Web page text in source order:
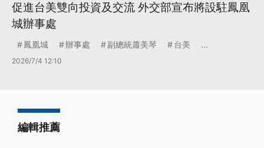
促進台美雙向投資及交流 外交部宣布將設駐鳳凰
城辦事處
鳳凰城 辦事處 副總統蕭美琴 台美 ...
2026/7/4 12:10
編輯推薦